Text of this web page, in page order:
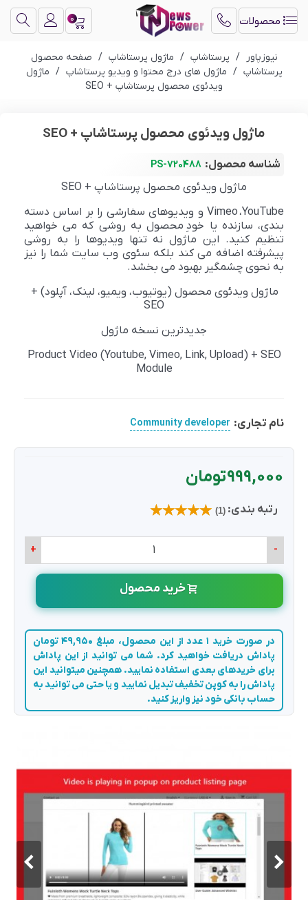
محصولات 0
نیوزپاور / پرستاشاپ / ماژول پرستاشاپ / صفحه محصول
پرستاشاپ / ماژول های درج محتوا و ویدیو پرستاشاپ / ماژول
ویدئوی محصول پرستاشاپ + SEO
ماژول ویدئوی محصول پرستاشاپ + SEO
شناسه محصول: PS-720488
ماژول ویدئوی محصول پرستاشاپ + SEO
YouTube،Vimeo و ویدیوهای سفارشی را بر اساس دسته
بندی، سازنده یا خودمحصول به روشی که می خواهید
تنظیم کنید. این ماژول نه تنها ویدیوها را به روشی
پیشرفته اضافه می کند بلکه سئوی وب سایت شما را نیز
به نحوی چشمگیر بهبود می بخشد.
ماژول ویدئوی محصول (یوتیوب، ویمیو، لینک، آپلود) +
SEO
جدیدترین نسخه ماژول
Product Video (Youtube, Vimeo, Link, Upload) + SEO
Module
نام تجاری: Community developer
999,000 تومان
رتبه بندی: (1)
-
+
خرید محصول
در صورت خرید 1 عدد از این محصول، مبلغ 49,950 تومان
پاداش دریافت خواهید کرد. شما می توانید از این پاداش
برای خریدهای بعدی استفاده نمایید. همچنین میتوانید این
پاداش را به کوپن تخفیف تبدیل نمایید و یا حتی می توانید به
حساب بانکی خود نیز واریز کنید.